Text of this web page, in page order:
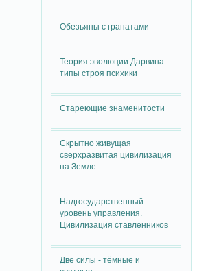
Обезьяны с гранатами
Теория эволюции Дарвина -
типы строя психики
Стареющие знаменитости
Скрытно живущая
сверхразвитая цивилизация
на Земле
Надгосударственный
уровень управления.
Цивилизация ставленников
Две силы - тёмные и